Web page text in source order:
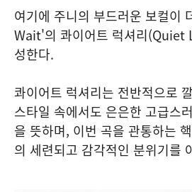
여기에 주니의 부드러운 보컬이
Wait'의 콰이어트 럭셔리(Quiet
성한다.
콰이어트 럭셔리는 전반적으로
스타일 속에서도 은은한 고급스
을 뜻하며, 이번 곡을 관통하는
의 세련되고 감각적인 분위기를